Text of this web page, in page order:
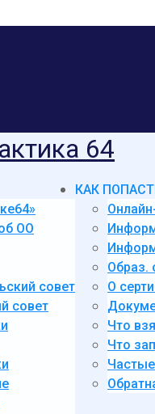
ОО
совет
совет
КАК
Образ.
О
Что
Что